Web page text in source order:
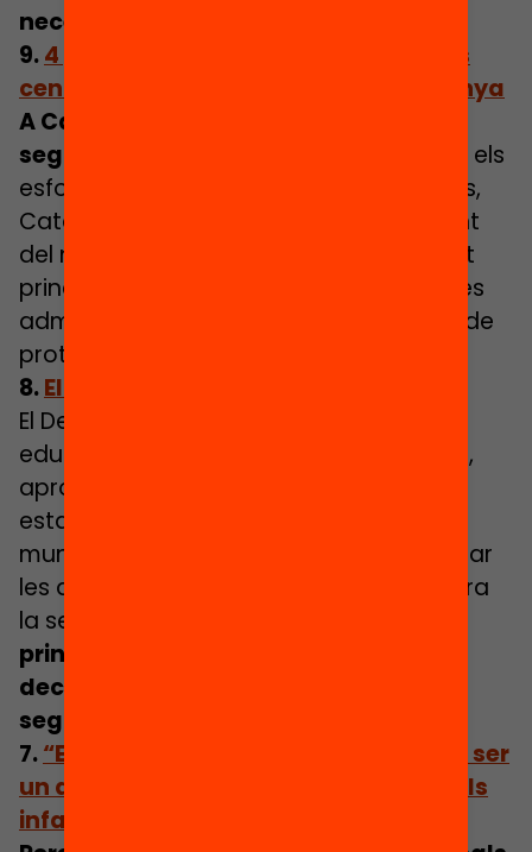
necessitaran els mateixos recursos.»
9.4 gràfics sobre la desprotecció dels
centres escolars segregats a Catalunya
A Catalunya hi ha 420 centres
segregats, 20 més que fa 5 anys.
Tot i els
esforços per part de molts ajuntaments,
Catalunya ha experimentat un augment
del nombre de centres segregats degut
principalment a la inacció per part de les
administracions i a la falta de mesures de
protecció d’aquests centres.
8.El nou decret d’admissió, explicat
El Decret de la programació de l’oferta
educativa i del procediment d’admissió,
aprovat pel govern de la Generalitat,
estableix les bases perquè tots els
municipis de Catalunya puguin desplegar
les actuacions bàsiques per lluitar contra
la segregació escolar.
principals canvis que inclou el nou
decret d’admissió per reduir la
segregació escolar?
7.“El lleure educatiu d’estiu hauria de ser
un dret universal garantit per a tots els
infants i adolescents”